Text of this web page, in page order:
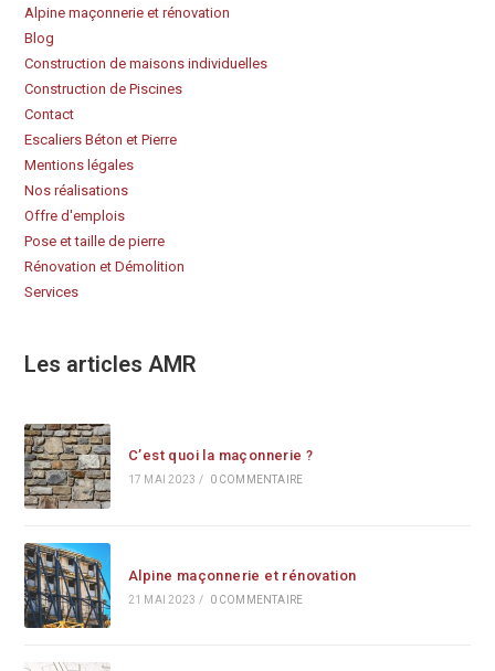
Alpine maçonnerie et rénovation
Blog
Construction de maisons individuelles
Construction de Piscines
Contact
Escaliers Béton et Pierre
Mentions légales
Nos réalisations
Offre d'emplois
Pose et taille de pierre
Rénovation et Démolition
Services
Les articles AMR
C’est quoi la maçonnerie ?
17 MAI 2023 / 0 COMMENTAIRE
Alpine maçonnerie et rénovation
21 MAI 2023 / 0 COMMENTAIRE